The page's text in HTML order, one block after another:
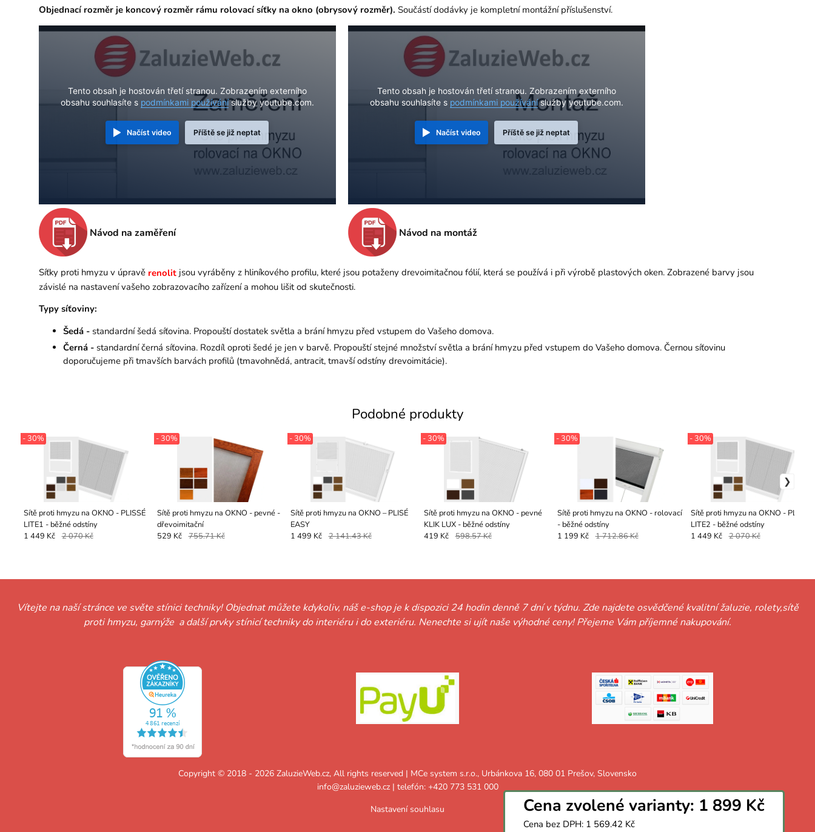
Objednací rozměr je koncový rozměr rámu rolovací síťky na okno (obrysový rozměr). Součástí dodávky je kompletní montážní příslušenství.
Tento obsah je hostován třetí stranou. Zobrazením externího
obsahu souhlasíte s podmínkami používáníslužby youtube.com.
Načíst video Příště se již neptat
Tento obsah je hostován třetí stranou. Zobrazením externího
obsahu souhlasíte s podmínkami používáníslužby youtube.com.
Načíst video Příště se již neptat
Návod na zaměření Návod na montáž
Síťky proti hmyzu v úpravě renolitjsou vyráběny z hliníkového profilu, které jsou potaženy drevoimitačnou fólií, která se používá i při výrobě plastových oken. Zobrazené barvy jsou
závislé na nastavení vašeho zobrazovacího zařízení a mohou lišit od skutečnosti.
Typy síťoviny:
Šedá - standardní šedá síťovina. Propouští dostatek světla a brání hmyzu před vstupem do Vašeho domova.
Černá - standardní černá síťovina. Rozdíl oproti šedé je jen v barvě. Propouští stejné množství světla a brání hmyzu před vstupem do Vašeho domova. Černou síťovinu
doporučujeme při tmavších barvách profilů (tmavohnědá, antracit, tmavší odstíny drevoimitácie).
Podobné produkty
Sítě proti hmyzu na OKNO - PLISSÉ
LITE1 - běžné odstíny
- 30%
1 449 Kč 2 070 Kč
Sítě proti hmyzu na OKNO - pevné -
dřevoimitační
- 30%
529 Kč 755.71 Kč
Sítě proti hmyzu na OKNO – PLISÉ
EASY
- 30%
1 499 Kč 2 141.43 Kč
Sítě proti hmyzu na OKNO - pevné
KLIK LUX - běžné odstíny
- 30%
419 Kč 598.57 Kč
Sítě proti hmyzu na OKNO - rolovací
- běžné odstíny
- 30%
1 199 Kč 1 712.86 Kč
Sítě proti hmyzu na OKNO - PLISSÉ
LITE2 - běžné odstíny
- 30%
1 449 Kč 2 070 Kč
Cena zvolené varianty: 1 899 Kč
Cena bez DPH: 1 569.42 Kč
Vítejte na naší stránce ve světe stínici techniky! Objednat můžete kdykoliv, náš e-shop je k dispozici 24 hodin denně 7 dní v týdnu. Zde najdete osvědčené kvalitní žaluzie, rolety,sítě
proti hmyzu, garnýže a další prvky stínicí techniky do interiéru i do exteriéru. Nenechte si ujít naše výhodné ceny! Přejeme Vám příjemné nakupování.
Copyright © 2018 - 2026 ZaluzieWeb.cz, All rights reserved | MCe system s.r.o., Urbánkova 16, 080 01 Prešov, Slovensko
info@zaluzieweb.cz| telefón: +420 773 531 000
Nastavení souhlasu